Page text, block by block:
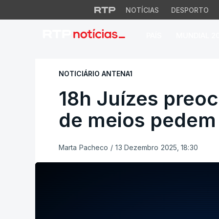
NOTÍCIAS DESPORTO
18h Juízes
NOTICIÁRIO ANTENA1
18h Juízes
de meios
Marta Pacheco / 13 Dezembro 2025, 18:30